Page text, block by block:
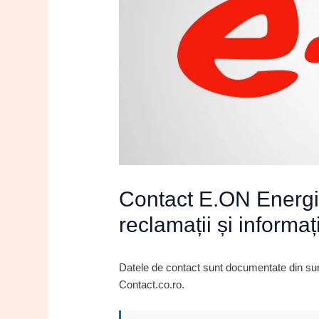
Contact E.ON
reclamații și
Datele de contact sunt documentate din
Contact.co.ro.